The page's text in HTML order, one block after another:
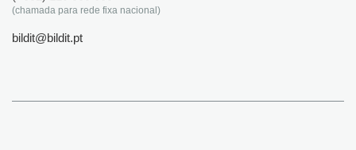
(chamada para rede fixa nacional)
bildit@bildit.pt